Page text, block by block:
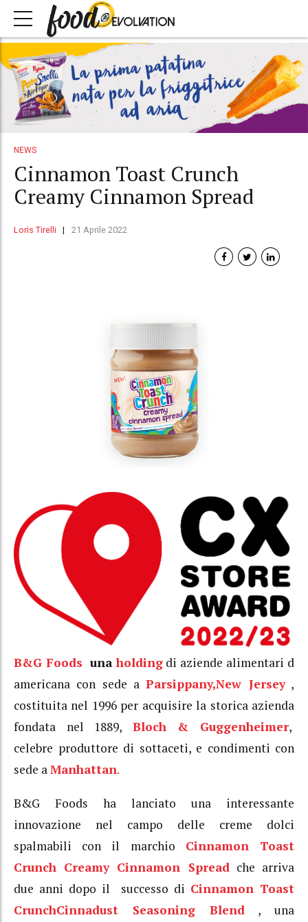
NEWS
Cinnamon Toast Crunch
Creamy Cinnamon Spread
Loris Tirelli 21 Aprile 2022
B&G Foods unaholdingdi aziende alimentari d
americana con sede aParsippany,New Jersey,
costituita nel 1996 per acquisire la storica azienda
fondata nel 1889, Bloch & Guggenheimer,
celebre produttore di sottaceti, e condimenti con
sede aManhattan.
B&G Foods ha lanciato una interessante
innovazione nel campo delle creme dolci
spalmabili con il marchio Cinnamon Toast
Crunch Creamy Cinnamon Spreadche arriva
due anni dopo il successo di Cinnamon Toast
CrunchCinnadust Seasoning Blend , una